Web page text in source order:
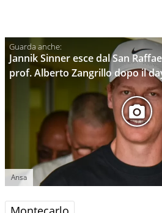
Jannik Sinner esce dal San
prof. Alberto Zangrillo dopo il
Ansa